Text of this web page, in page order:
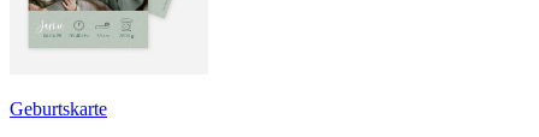
Geburtskarte